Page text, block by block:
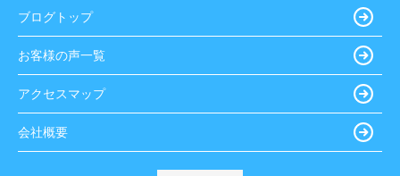
ブログトップ
お客様の声一覧
アクセスマップ
会社概要